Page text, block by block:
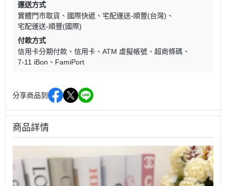
運送方式
實體門市取貨
國際快遞
宅配運送-順豐(台灣)
宅配運送-順豐(國際)
付款方式
信用卡分期付款
信用卡 ATM 虛擬帳號
超商條碼
7-11 iBon
FamiPort
分享商品到
商品詳情